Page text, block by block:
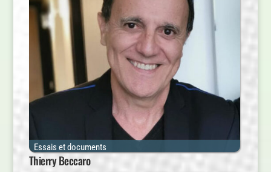
Essais et documents
Thierry Beccaro